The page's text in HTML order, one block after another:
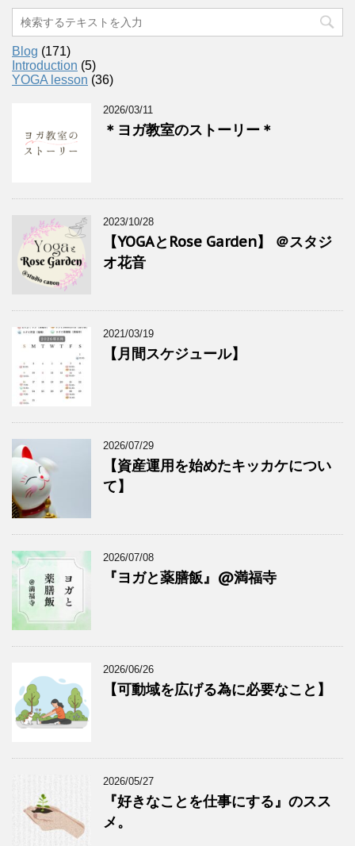
Blog (171)
Introduction (5)
YOGA lesson (36)
2026/03/11
＊ヨガ教室のストーリー＊
2023/10/28
【YOGAとRose Garden】 ＠スタジ
オ花音
2021/03/19
【月間スケジュール】
2026/07/29
【資産運用を始めたキッカケについ
て】
2026/07/08
『ヨガと薬膳飯』@満福寺
2026/06/26
【可動域を広げる為に必要なこと】
2026/05/27
『好きなことを仕事にする』のスス
メ。